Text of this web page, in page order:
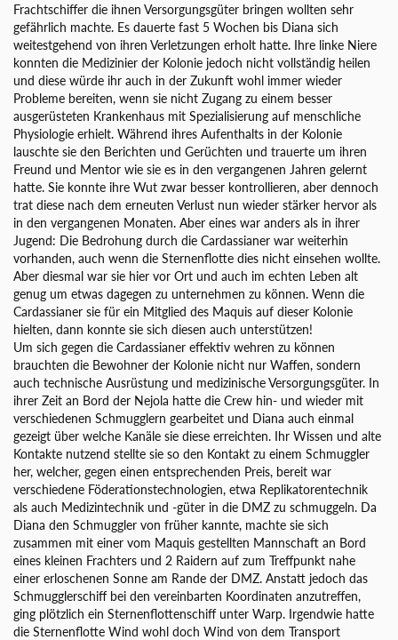
Frachtschiffer die ihnen Versorgungsgüter bringen wollten sehr
gefährlich machte. Es dauerte fast 5 Wochen bis Diana sich
weitestgehend von ihren Verletzungen erholt hatte. Ihre linke Niere
konnten die Medizinier der Kolonie jedoch nicht vollständig heilen
und diese würde ihr auch in der Zukunft wohl immer wieder
Probleme bereiten, wenn sie nicht Zugang zu einem besser
ausgerüsteten Krankenhaus mit Spezialisierung auf menschliche
Physiologie erhielt. Während ihres Aufenthalts in der Kolonie
lauschte sie den Berichten und Gerüchten und trauerte um ihren
Freund und Mentor wie sie es in den vergangenen Jahren gelernt
hatte. Sie konnte ihre Wut zwar besser kontrollieren, aber dennoch
trat diese nach dem erneuten Verlust nun wieder stärker hervor als
in den vergangenen Monaten. Aber eines war anders als in ihrer
Jugend: Die Bedrohung durch die Cardassianer war weiterhin
vorhanden, auch wenn die Sternenflotte dies nicht einsehen wollte.
Aber diesmal war sie hier vor Ort und auch im echten Leben alt
genug um etwas dagegen zu unternehmen zu können. Wenn die
Cardassianer sie für ein Mitglied des Maquis auf dieser Kolonie
hielten, dann konnte sie sich diesen auch unterstützen!
Um sich gegen die Cardassianer effektiv wehren zu können
brauchten die Bewohner der Kolonie nicht nur Waffen, sondern
auch technische Ausrüstung und medizinische Versorgungsgüter. In
ihrer Zeit an Bord der Nejola hatte die Crew hin- und wieder mit
verschiedenen Schmugglern gearbeitet und Diana auch einmal
gezeigt über welche Kanäle sie diese erreichten. Ihr Wissen und alte
Kontakte nutzend stellte sie so den Kontakt zu einem Schmuggler
her, welcher, gegen einen entsprechenden Preis, bereit war
verschiedene Föderationstechnologien, etwa Replikatorentechnik
als auch Medizintechnik und -güter in die DMZ zu schmuggeln. Da
Diana den Schmuggler von früher kannte, machte sie sich
zusammen mit einer vom Maquis gestellten Mannschaft an Bord
eines kleinen Frachters und 2 Raidern auf zum Treffpunkt nahe
einer erloschenen Sonne am Rande der DMZ. Anstatt jedoch das
Schmugglerschiff bei den vereinbarten Koordinaten anzutreffen,
ging plötzlich ein Sternenflottenschiff unter Warp. Irgendwie hatte
die Sternenflotte Wind wohl doch Wind von dem Transport